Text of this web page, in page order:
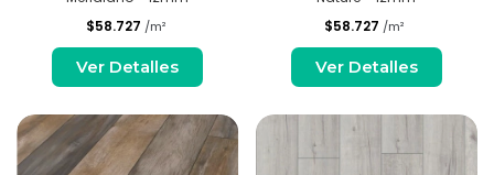
$58.727 /m²
Ver Detalles
$58.727 /m²
Ver Detalles